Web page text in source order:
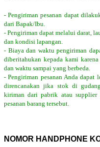
- Pengiriman pesanan dapat
dari Bapak/Ibu.
- Pengiriman dapat melalui darat,
dan kondisi lapangan.
- Biaya dan waktu pengiriman
diberitahukan kepada kami
dan waktu sampai yang berbeda.
- Pengiriman pesanan Anda
direncanakan jika stok di
kiriman dari pabrik atau supplier
pesanan barang tersebut.
NOMOR HANDPHONE